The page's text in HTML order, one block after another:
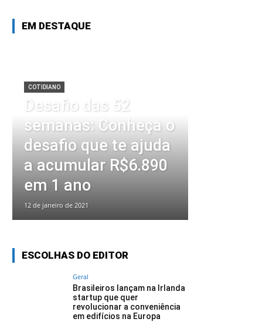
EM DESTAQUE
COTIDIANO
Desafio das 52
semanas: Conheça o
desafio que te ajuda
a acumular R$6.890
em 1 ano
12 de janeiro de 2021
ESCOLHAS DO EDITOR
Geral
Brasileiros lançam na Irlanda
startup que quer
revolucionar a conveniência
em edifícios na Europa